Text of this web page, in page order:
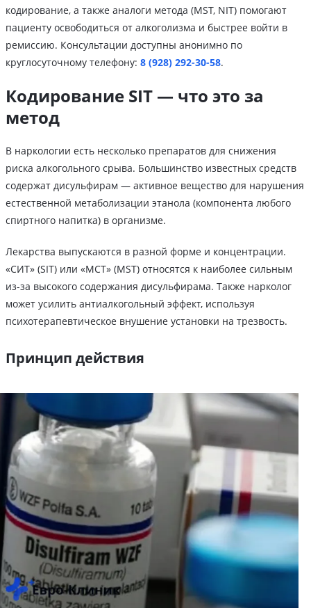
кодирование, а также аналоги метода (MST, NIT) помогают
пациенту освободиться от алкоголизма и быстрее войти в
ремиссию. Консультации доступны анонимно по
круглосуточному телефону: 8 (928) 292-30-58.
Кодирование SIT — что это за
метод
В наркологии есть несколько препаратов для снижения
риска алкогольного срыва. Большинство известных средств
содержат дисульфирам — активное вещество для нарушения
естественной метаболизации этанола (компонента любого
спиртного напитка) в организме.
Лекарства выпускаются в разной форме и концентрации.
«СИТ» (SIT) или «МСТ» (MST) относятся к наиболее сильным
из-за высокого содержания дисульфирама. Также нарколог
может усилить антиалкогольный эффект, используя
психотерапевтическое внушение установки на трезвость.
Принцип действия